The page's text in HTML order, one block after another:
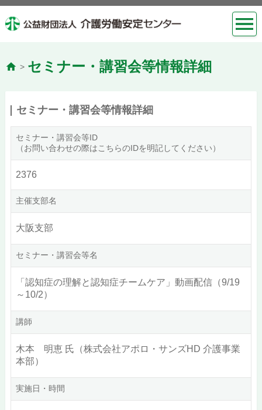
> セミナー・講習会等情報詳細
セミナー・講習会等情報詳細
セミナー・講習会等ID
（お問い合わせの際はこちらのIDを明記してください）
2376
主催支部名
大阪支部
セミナー・講習会等名
「認知症の理解と認知症チームケア」動画配信（9/19
～10/2）
講師
木本 明恵 氏（株式会社アポロ・サンズHD 介護事業
本部）
実施日・時間